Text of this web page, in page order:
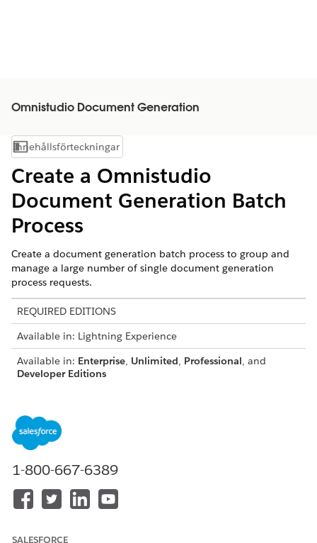
Omnistudio Document Generation
Visa innehållsförteckning
Innehållsförteckningar
Create a Omnistudio
Document Generation Batch
Process
Create a document generation batch process to group and
manage a large number of single document generation
process requests.
REQUIRED EDITIONS
Available in: Lightning Experience
Available in: Enterprise, Unlimited, Professional, and
Developer Editions
To enable document
generation batch
From the App Launcher, find and select
Generation Batch Processes
1-800-667-6389
SALESFORCE